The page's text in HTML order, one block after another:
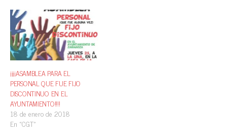
¡¡¡¡ASAMBLEA PARA EL
PERSONAL QUE FUE FIJO
DISCONTINUO EN EL
AYUNTAMIENTO!!!!
18 de enero de 2018
En «CGT»